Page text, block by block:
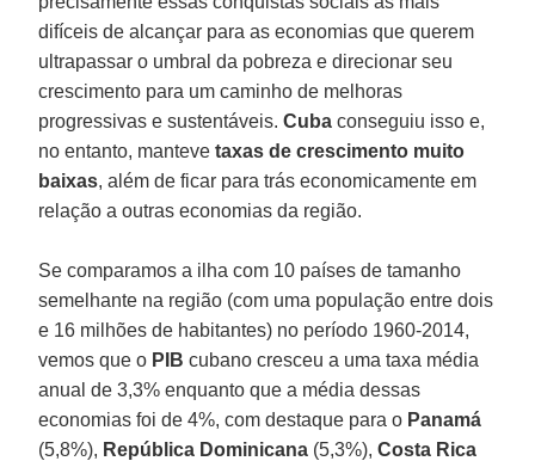
difíceis de alcançar para as economias que querem
ultrapassar o umbral da pobreza e direcionar seu
crescimento para um caminho de melhoras
progressivas e sustentáveis.Cuba conseguiu isso e,
no entanto, mantevetaxas de crescimento muito
baixas, além de ficar para trás economicamente em
relação a outras economias da região.
Se comparamos a ilha com 10 países de tamanho
semelhante na região (com uma população entre dois
e 16 milhões de habitantes) no período 1960-2014,
vemos que o PIB cubano cresceu a uma taxa média
anual de 3,3% enquanto que a média dessas
economias foi de 4%, com destaque para o Panamá
(5,8%), República Dominicana (5,3%),Costa Rica